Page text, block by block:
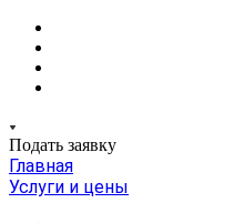
Подать заявку
Главная
Услуги и цены